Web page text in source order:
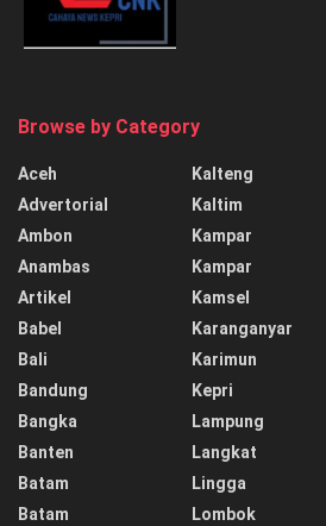
Browse by Category
Aceh
Advertorial
Ambon
Anambas
Artikel
Babel
Bali
Bandung
Bangka
Banten
Batam
Batam
Kalteng
Kaltim
Kampar
Kampar
Kamsel
Karanganyar
Karimun
Kepri
Lampung
Langkat
Lingga
Lombok